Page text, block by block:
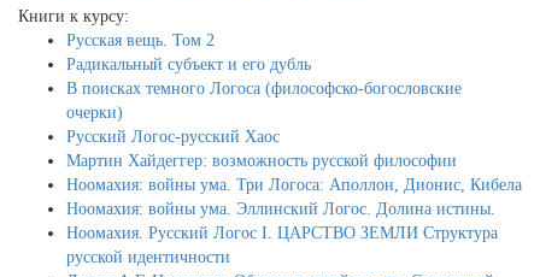
Книги к курсу:
Русская вещь. Том 2
Радикальный субъект и его дубль
В поисках темного Логоса (философско-богословские
очерки)
Русский Логос-русский Хаос
Мартин Хайдеггер: возможность русской философии
Ноомахия: войны ума. Три Логоса: Аполлон, Дионис, Кибела
Ноомахия: войны ума. Эллинский Логос. Долина истины.
Ноомахия. Русский Логос I. ЦАРСТВО ЗЕМЛИ Структура
русской идентичности